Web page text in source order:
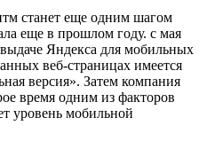
станет еще одним шагом
еще в прошлом году. с мая
Яндекса для мобильных
веб-страницах имеется
версия». Затем компания
время одним из факторов
уровень мобильной